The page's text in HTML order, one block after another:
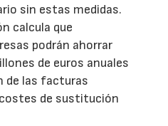
sin estas medidas.
calcula que
podrán ahorrar
de euros anuales
de las facturas
de sustitución